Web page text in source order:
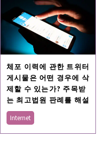
체포 이력에 관한 트위터
게시물은 어떤 경우에 삭
제할 수 있는가? 주목받
는 최고법원 판례를 해설
Internet